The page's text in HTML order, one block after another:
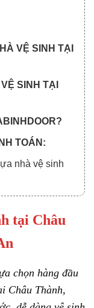
VỆ SINH TẠI
SINH TẠI
TOÁN:
nhà vệ sinh
tại Châu
chọn hàng đầu
Châu Thành,